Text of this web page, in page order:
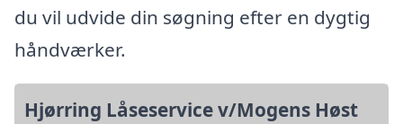
du vil udvide din søgning efter en dygtig
håndværker.
Hjørring Låseservice v/Mogens Høst